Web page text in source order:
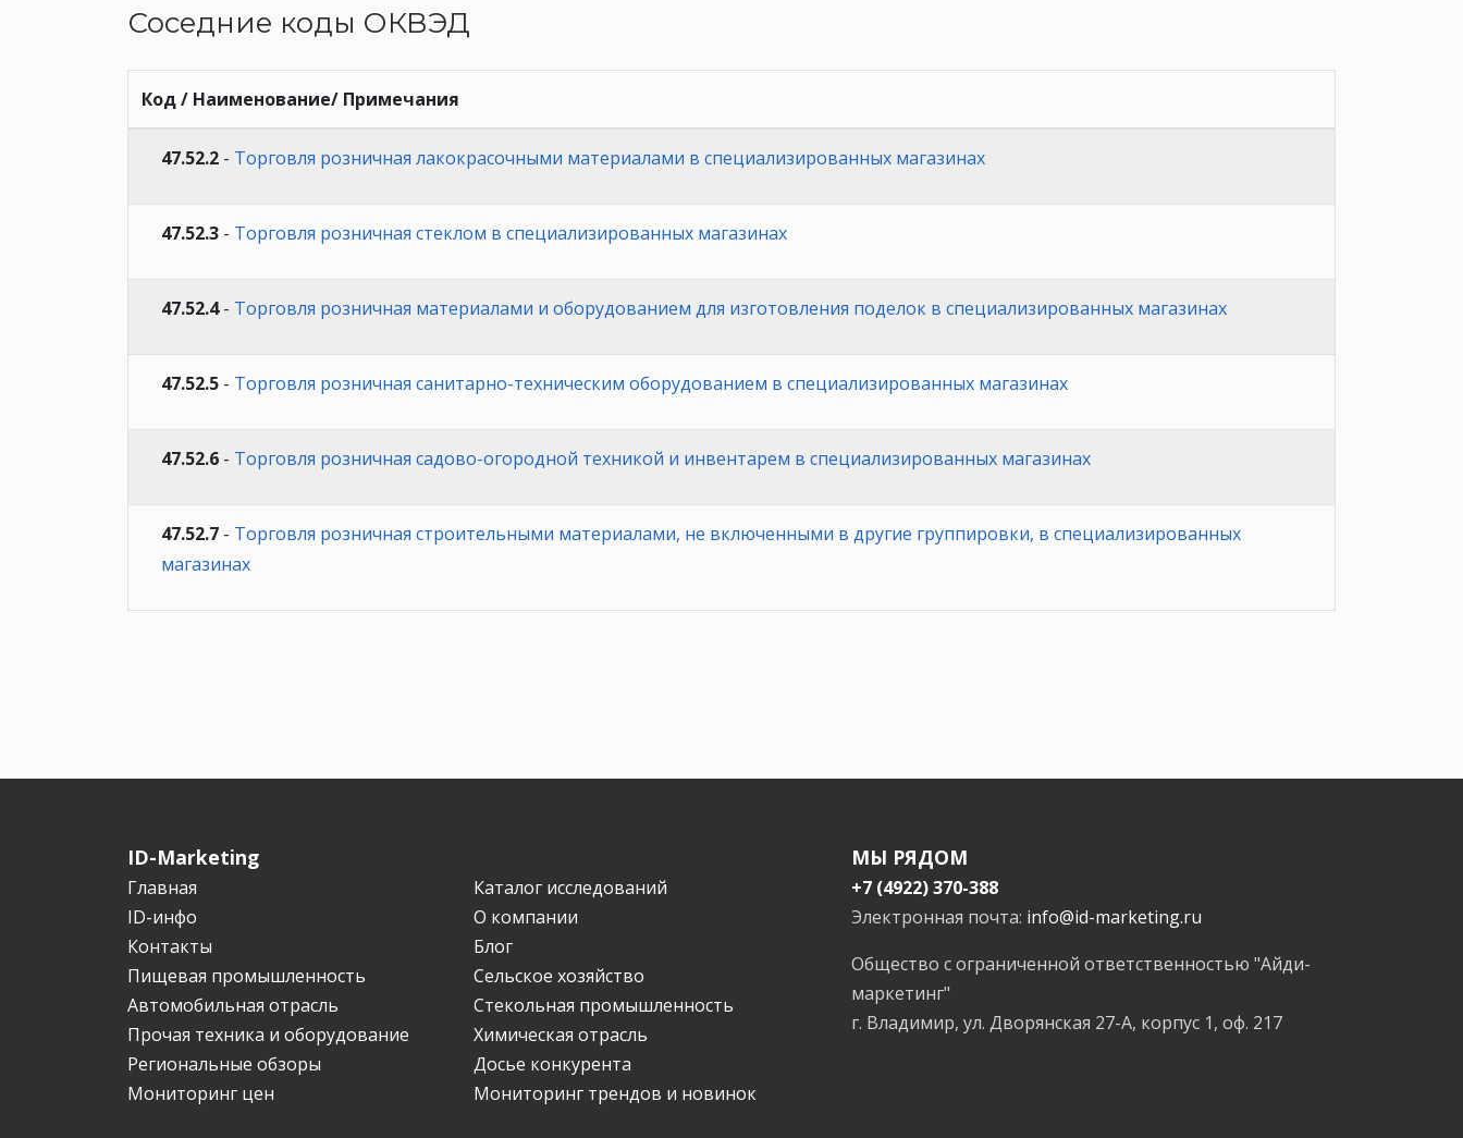
Соседние коды ОКВЭД
Код / Наименование/ Примечания
47.52.2 - Торговля розничная лакокрасочными материалами в специализированных магазинах
47.52.3 - Торговля розничная стеклом в специализированных магазинах
47.52.4- Торговля розничная материалами и оборудованием для изготовления поделок в специализированных магазинах
47.52.5 - Торговля розничная санитарно-техническим оборудованием в специализированных магазинах
47.52.6 - Торговля розничная садово-огородной техникой и инвентарем в специализированных магазинах
47.52.7 - Торговля розничная строительными материалами, не включенными в другие группировки, в специализированных
магазинах
ID-Marketing
Главная
Каталог исследований
ID-инфо
О компании
Контакты
Блог
Пищевая промышленность
Сельское хозяйство
Автомобильная отрасль
Стекольная промышленность
Прочая техника и оборудование
Химическая отрасль
Региональные обзоры
Досье конкурента
Мониторинг цен
Мониторинг трендов и новинок
МЫ РЯДОМ
+7 (4922) 370-388
Электронная почта: info@id-marketing.ru
Общество с ограниченной ответственностью "Айди-
маркетинг"
г. Владимир, ул. Дворянская 27-А, корпус 1, оф. 217